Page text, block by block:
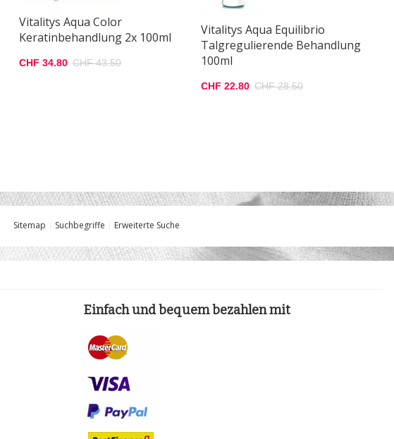
Vitalitys Aqua Color
Keratinbehandlung 2x 100ml
CHF 34.80 CHF 43.50
Vitalitys Aqua Equilibrio
Talgregulierende Behandlung
100ml
CHF 22.80 CHF 28.50
Sitemap Suchbegriffe Erweiterte Suche
Einfach und bequem bezahlen mit